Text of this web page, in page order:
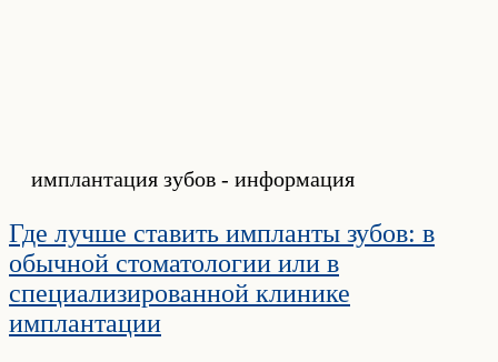
имплантация зубов - информация
Где лучше ставить импланты зубов: в
обычной стоматологии или в
специализированной клинике
имплантации